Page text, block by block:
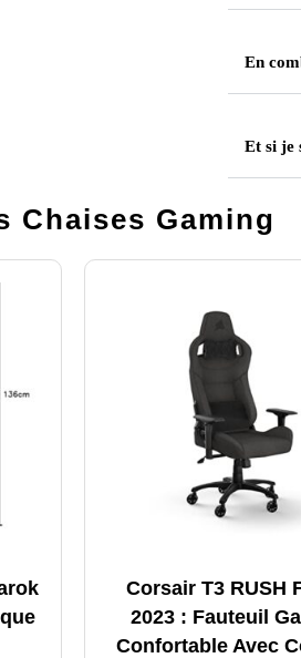
En
Et si je
Chaises Gaming
Corsair T3 RUSH
2023 : Fauteuil
Confortable Avec